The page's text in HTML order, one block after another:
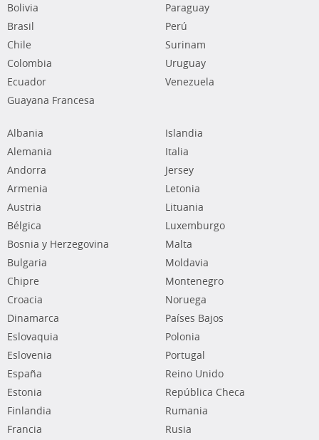
Bolivia
Brasil
Chile
Colombia
Ecuador
Guayana Francesa
Paraguay
Perú
Surinam
Uruguay
Venezuela
Albania
Alemania
Andorra
Armenia
Austria
Bélgica
Bosnia y Herzegovina
Bulgaria
Chipre
Croacia
Dinamarca
Eslovaquia
Eslovenia
España
Estonia
Finlandia
Francia
Islandia
Italia
Jersey
Letonia
Lituania
Luxemburgo
Malta
Moldavia
Montenegro
Noruega
Países Bajos
Polonia
Portugal
Reino Unido
República Checa
Rumania
Rusia